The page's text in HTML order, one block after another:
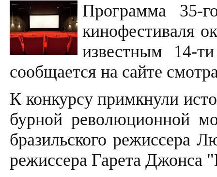
Программа 35-
кинофестиваля
известным 14-
сообщается на сайте
К конкурсу примкнули
бурной революционной
бразильского режиссера
режиссера Гарета Джонса